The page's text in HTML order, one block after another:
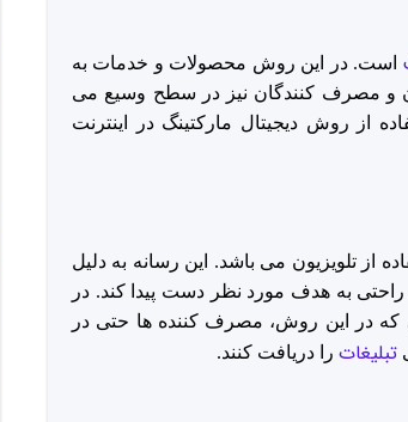
است. در این روش محصولات و خدمات به
و مصرف کنندگان نیز در سطح وسیع می
از روش دیجیتال مارکتینگ در اینترنت
از تلویزیون می باشد. این رسانه به دلیل
به هدف مورد نظر دست پیدا کند. در
که در این روش، مصرف کننده ها حتی در
تبلیغات را دریافت کنند.